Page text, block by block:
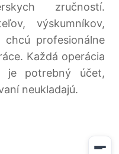
zručností.
výskumníkov,
profesionálne
Každá operácia
je potrebný účet,
neukladajú.